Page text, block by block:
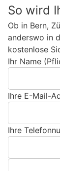
So wird
Ob in Bern,
anderswo in
kostenlose
Ihr Name
Ihre E-Mail-
Ihre